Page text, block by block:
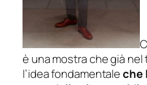
è una mostra che già
l’idea fondamentaleche